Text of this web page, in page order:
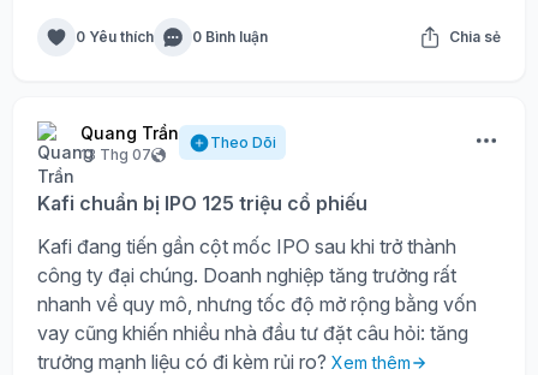
0 Yêu thích 0 Bình luận Chia sẻ
Quang Trần
13 Thg 07
Theo Dõi
Kafi chuẩn bị IPO 125 triệu cổ phiếu
Kafi đang tiến gần cột mốc IPO sau khi trở thành
công ty đại chúng. Doanh nghiệp tăng trưởng rất
nhanh về quy mô, nhưng tốc độ mở rộng bằng vốn
vay cũng khiến nhiều nhà đầu tư đặt câu hỏi: tăng
trưởng mạnh liệu có đi kèm rủi ro? Xem thêm